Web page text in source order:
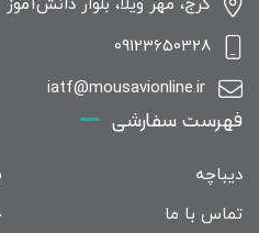
کرج، مهر ویلا، بلوار دانش‌آموز
09123650328
iatf@mousavionline.ir
فهرست سفارشی
دیباچه
تماس با ما